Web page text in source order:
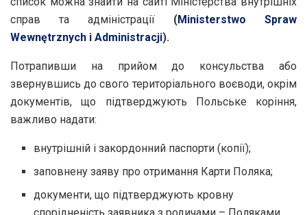
справ та адміністрації (Ministerstwo Spraw
Wewnętrznych i Administracji).
Потрапивши на прийом до консульства або
звернувшись до свого територіального воєводи, окрім
документів, що підтверджують Польське коріння,
важливо надати:
внутрішній і закордонний паспорти (копії);
заповнену заяву про отримання Карти Поляка;
документи, що підтверджують кровну